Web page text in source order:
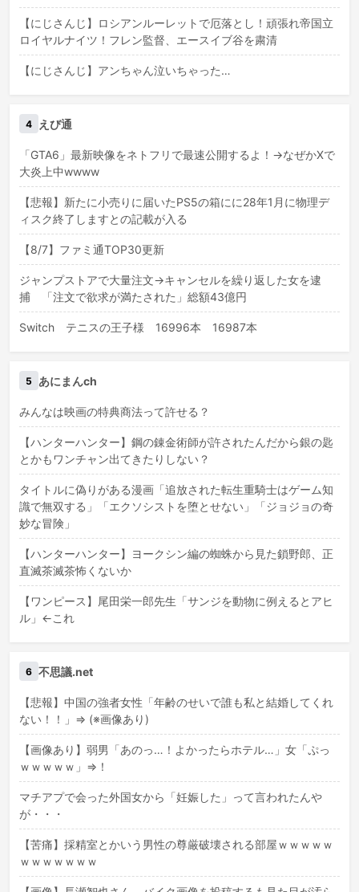
【にじさんじ】ロシアンルーレットで厄落とし！頑張れ帝国立
ロイヤルナイツ！フレン監督、エースイブ谷を粛清
【にじさんじ】アンちゃん泣いちゃった…
4 えび通
「GTA6」最新映像をネトフリで最速公開するよ！→なぜかXで
大炎上中wwww
【悲報】新たに小売りに届いたPS5の箱にに28年1月に物理デ
ィスク終了しますとの記載が入る
【8/7】ファミ通TOP30更新
ジャンプストアで大量注文→キャンセルを繰り返した女を逮
捕 「注文で欲求が満たされた」総額43億円
Switch テニスの王子様 16996本 16987本
5 あにまんch
みんなは映画の特典商法って許せる？
【ハンターハンター】鋼の錬金術師が許されたんだから銀の匙
とかもワンチャン出てきたりしない？
タイトルに偽りがある漫画「追放された転生重騎士はゲーム知
識で無双する」「エクソシストを堕とせない」「ジョジョの奇
妙な冒険」
【ハンターハンター】ヨークシン編の蜘蛛から見た鎖野郎、正
直滅茶滅茶怖くないか
【ワンピース】尾田栄一郎先生「サンジを動物に例えるとアヒ
ル」←これ
6 不思議.net
【悲報】中国の強者女性「年齢のせいで誰も私と結婚してくれ
ない！！」⇒ (※画像あり)
【画像あり】弱男「あのっ…！よかったらホテル…」女「ぷっ
ｗｗｗｗｗ」⇒！
マチアプで会った外国女から「妊娠した」って言われたんや
が・・・
【苦痛】採精室とかいう男性の尊厳破壊される部屋ｗｗｗｗｗ
ｗｗｗｗｗｗｗ